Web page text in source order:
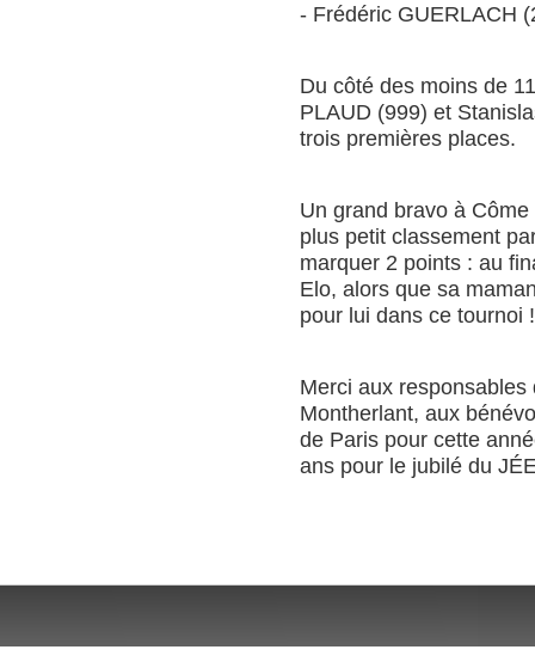
- Frédéric GUERLACH
Du côté des moins de
PLAUD (999) et
trois premières places.
Un grand bravo à
plus petit classement
marquer 2 points : au
Elo, alors que sa
pour lui dans ce tournoi !
Merci aux
Montherlant, aux
de Paris pour cette
ans pour le jubilé du